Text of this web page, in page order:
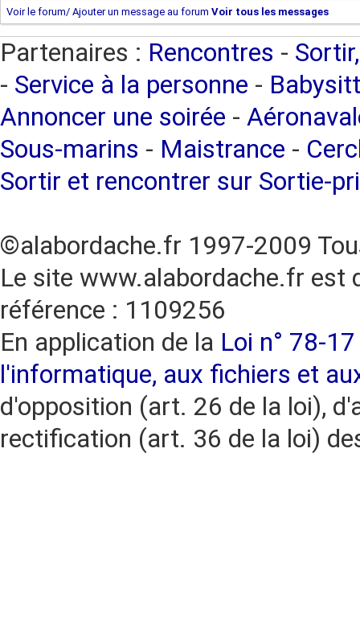
Voir le forum/ Ajouter un message au forum Voir tous les messages
Partenaires : Rencontres -
- Service à la personne -
Annoncer une soirée -
Sous-marins - Maistrance -
Sortir et rencontrer sur Sortie-
©alabordache.fr 1997-2009
Le site www.alabordache.fr est
référence : 1109256
En application de la Loi n° 78-
l'informatique, aux fichiers et
d'opposition (art. 26 de la loi),
rectification (art. 36 de la loi)